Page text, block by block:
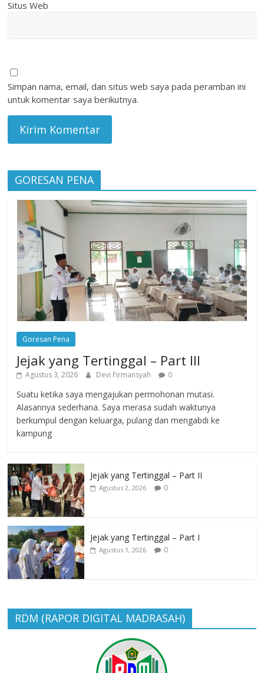
Situs Web
Simpan nama, email, dan situs web saya pada peramban ini
untuk komentar saya berikutnya.
GORESAN PENA
Goresan Pena
Jejak yang Tertinggal – Part III
Agustus 3, 2026 Devi Firmansyah 0
Suatu ketika saya mengajukan permohonan mutasi.
Alasannya sederhana. Saya merasa sudah waktunya
berkumpul dengan keluarga, pulang dan mengabdi ke
kampung
Jejak yang Tertinggal – Part II
Agustus 2, 2026 0
Jejak yang Tertinggal – Part I
Agustus 1, 2026 0
RDM (RAPOR DIGITAL MADRASAH)